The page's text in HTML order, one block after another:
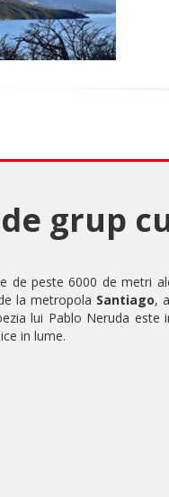
grup
peste 6000 de metri
la metropola Santiago,
lui Pablo Neruda
in lume.